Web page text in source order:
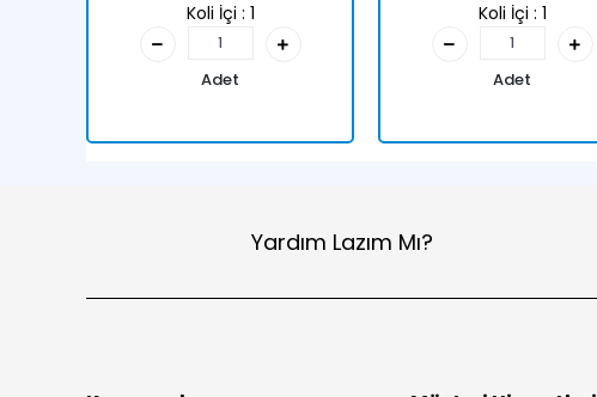
Koli İçi : 1
Adet
Koli İçi : 1
Adet
Yardım Lazım Mı?